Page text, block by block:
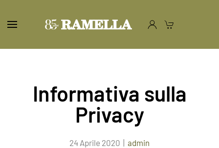
Informativa sulla
Privacy
24 Aprile 2020 admin